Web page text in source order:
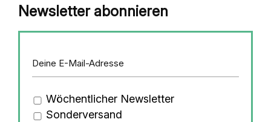
Newsletter abonnieren
Wöchentlicher Newsletter
Sonderversand